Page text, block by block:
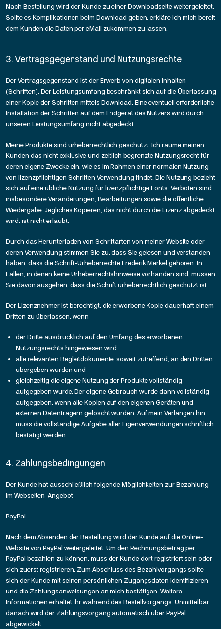
Nach Bestellung wird der Kunde zu einer Downloadseite weitergeleitet.
Sollte es Komplikationen beim Download geben, erkläre ich mich bereit
dem Kunden die Daten per eMail zukommen zu lassen.
3. Vertragsgegenstand und Nutzungsrechte
Der Vertragsgegenstand ist der Erwerb von digitalen Inhalten
(Schriften). Der Leistungsumfang beschränkt sich auf die Überlassung
einer Kopie der Schriften mittels Download. Eine eventuell erforderliche
Installation der Schriften auf dem Endgerät des Nutzers wird durch
unseren Leistungsumfang nicht abgedeckt.
Meine Produkte sind urheberrechtlich geschützt. Ich räume meinen
Kunden das nicht exklusive und zeitlich begrenzte Nutzungsrecht für
deren eigene Zwecke ein, wie es im Rahmen einer normalen Nutzung
von lizenzpflichtigen Schriften Verwendung findet. Die Nutzung bezieht
sich auf eine übliche Nutzung für lizenzpflichtige Fonts. Verboten sind
insbesondere Veränderungen, Bearbeitungen sowie die öffentliche
Wiedergabe. Jegliches Kopieren, das nicht durch die Lizenz abgedeckt
wird, ist nicht erlaubt.
Durch das Herunterladen von Schriftarten von meiner Website oder
deren Verwendung stimmen Sie zu, dass Sie gelesen und verstanden
haben, dass die Schrift-Urheberrechte Frederik Merkel gehören. In
Fällen, in denen keine Urheberrechtshinweise vorhanden sind, müssen
Sie davon ausgehen, dass die Schrift urheberrechtlich geschützt ist.
Der Lizenznehmer ist berechtigt, die erworbene Kopie dauerhaft einem
Dritten zu überlassen, wenn
der Dritte ausdrücklich auf den Umfang des erworbenen
Nutzungsrechts hingewiesen wird.
alle relevanten Begleitdokumente, soweit zutreffend, an den Dritten
übergeben wurden und
gleichzeitig die eigene Nutzung der Produkte vollständig
aufgegeben wurde. Der eigene Gebrauch wurde dann vollständig
aufgegeben, wenn alle Kopien auf den eigenen Geräten und
externen Datenträgern gelöscht wurden. Auf mein Verlangen hin
muss die vollständige Aufgabe aller Eigenverwendungen schriftlich
bestätigt werden.
4. Zahlungsbedingungen
Der Kunde hat ausschließlich folgende Möglichkeiten zur Bezahlung
im Webseiten-Angebot:
PayPal
Nach dem Absenden der Bestellung wird der Kunde auf die Online-
Website von PayPal weitergeleitet. Um den Rechnungsbetrag per
PayPal bezahlen zu können, muss der Kunde dort registriert sein oder
sich zuerst registrieren. Zum Abschluss des Bezahlvorgangs sollte
sich der Kunde mit seinen persönlichen Zugangsdaten identifizieren
und die Zahlungsanweisungen an mich bestätigen. Weitere
Informationen erhaltet ihr während des Bestellvorgangs. Unmittelbar
danach wird der Zahlungsvorgang automatisch über PayPal
abgewickelt.